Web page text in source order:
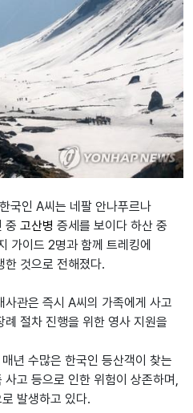
국인 A씨는 네팔 안나푸르나
중 고산병 증세를 보이다 하산 중
가이드 2명과 함께 트레킹에
한 것으로 전해졌다.
관은 즉시 A씨의 가족에게 사고
절차 진행을 위한 영사 지원을
년 수많은 한국인 등산객이 찾는
고 등으로 인한 위험이 상존하며,
발생하고 있다.